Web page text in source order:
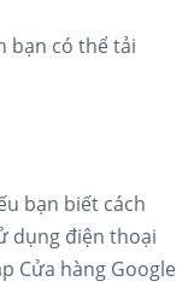
bạn có thể tải
bạn biết cách
dụng điện thoại
Cửa hàng Google